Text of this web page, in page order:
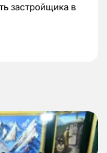
застройщика в